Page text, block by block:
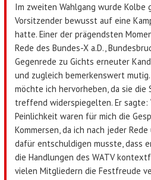
Im zweiten Wahlgang wurde Kolbe
Vorsitzender bewusst auf eine
hatte. Einer der prägendsten
Rede des Bundes-X a.D.,
Gegenrede zu Gichts erneuter
und zugleich bemerkenswert
möchte ich hervorheben, da sie die
treffend widerspiegelten. Er sagte:
Peinlichkeit waren für mich die
Kommersen, da ich nach jeder
dafür entschuldigen musste, dass
die Handlungen des WATV
vielen Mitgliedern die Festfreude